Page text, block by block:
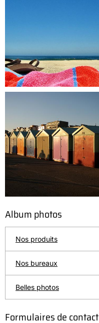
Album photos
Nos produits
Nos bureaux
Belles photos
Formulaires de contact